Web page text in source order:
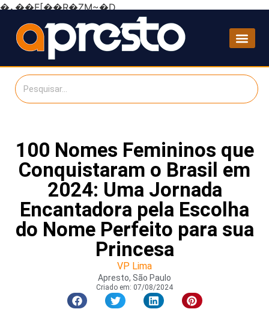
�ܢ��F[��R�ZM~�D
100 Nomes Femininos que
Conquistaram o Brasil em
2024: Uma Jornada
Encantadora pela Escolha
do Nome Perfeito para sua
Princesa
VP Lima
Apresto, São Paulo
Criado em: 07/08/2024